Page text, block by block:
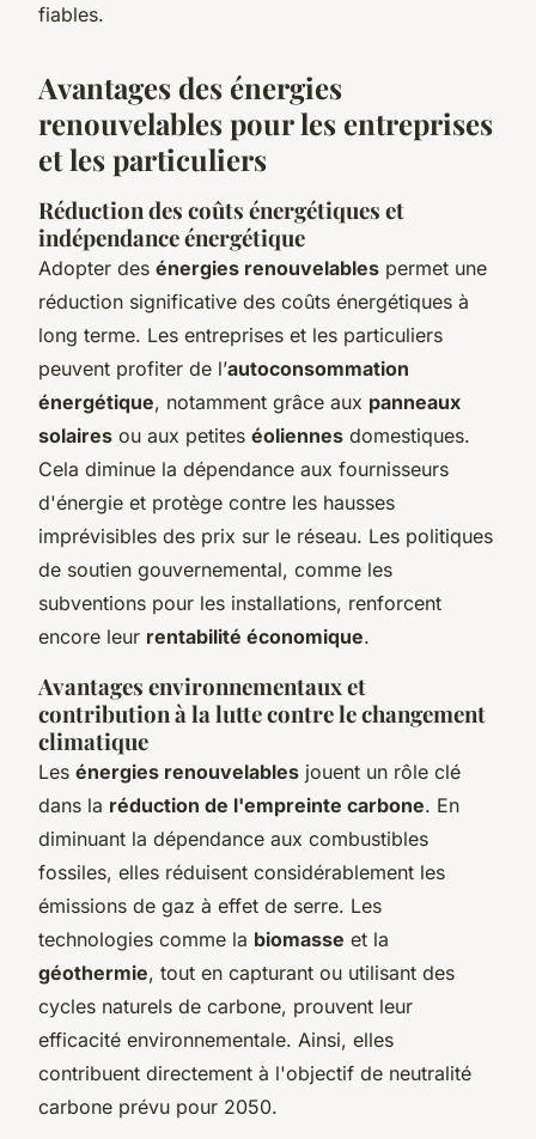
fiables.
Avantages des énergies
renouvelables pour les entreprises
et les particuliers
Réduction des coûts énergétiques et
indépendance énergétique
Adopter des énergies renouvelables permet une
réduction significative des coûts énergétiques à
long terme. Les entreprises et les particuliers
peuvent profiter de l’autoconsommation
énergétique, notamment grâce aux panneaux
solaires ou aux petites éoliennes domestiques.
Cela diminue la dépendance aux fournisseurs
d'énergie et protège contre les hausses
imprévisibles des prix sur le réseau. Les politiques
de soutien gouvernemental, comme les
subventions pour les installations, renforcent
encore leur rentabilité économique.
Avantages environnementaux et
contribution à la lutte contre le changement
climatique
Les énergies renouvelables jouent un rôle clé
dans la réduction de l'empreinte carbone. En
diminuant la dépendance aux combustibles
fossiles, elles réduisent considérablement les
émissions de gaz à effet de serre. Les
technologies comme la biomasse et la
géothermie, tout en capturant ou utilisant des
cycles naturels de carbone, prouvent leur
efficacité environnementale. Ainsi, elles
contribuent directement à l'objectif de neutralité
carbone prévu pour 2050.